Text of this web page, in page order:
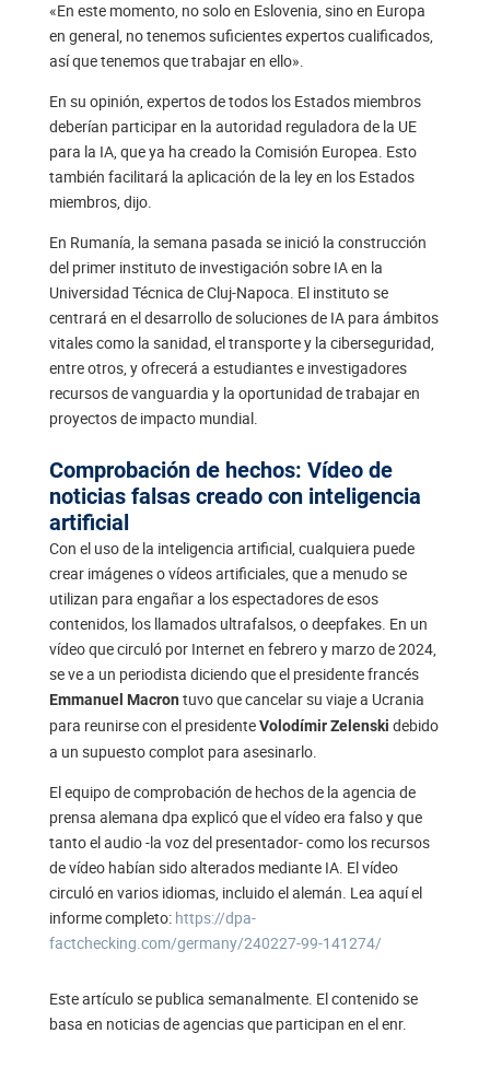
«En este momento, no solo en Eslovenia, sino en Europa
en general, no tenemos suficientes expertos cualificados,
así que tenemos que trabajar en ello».
En su opinión, expertos de todos los Estados miembros
deberían participar en la autoridad reguladora de la UE
para la IA, que ya ha creado la Comisión Europea. Esto
también facilitará la aplicación de la ley en los Estados
miembros, dijo.
En Rumanía, la semana pasada se inició la construcción
del primer instituto de investigación sobre IA en la
Universidad Técnica de Cluj-Napoca. El instituto se
centrará en el desarrollo de soluciones de IA para ámbitos
vitales como la sanidad, el transporte y la ciberseguridad,
entre otros, y ofrecerá a estudiantes e investigadores
recursos de vanguardia y la oportunidad de trabajar en
proyectos de impacto mundial.
Comprobación de hechos: Vídeo de
noticias falsas creado con inteligencia
artificial
Con el uso de la inteligencia artificial, cualquiera puede
crear imágenes o vídeos artificiales, que a menudo se
utilizan para engañar a los espectadores de esos
contenidos, los llamados ultrafalsos, o deepfakes. En un
vídeo que circuló por Internet en febrero y marzo de 2024,
se ve a un periodista diciendo que el presidente francés
Emmanuel Macron tuvo que cancelar su viaje a Ucrania
para reunirse con el presidenteVolodímir Zelenski debido
a un supuesto complot para asesinarlo.
El equipo de comprobación de hechos de la agencia de
prensa alemana dpa explicó que el vídeo era falso y que
tanto el audio -la voz del presentador- como los recursos
de vídeo habían sido alterados mediante IA. El vídeo
circuló en varios idiomas, incluido el alemán. Lea aquí el
informe completo: https://dpa-
factchecking.com/germany/240227-99-141274/
Este artículo se publica semanalmente. El contenido se
basa en noticias de agencias que participan en el enr.